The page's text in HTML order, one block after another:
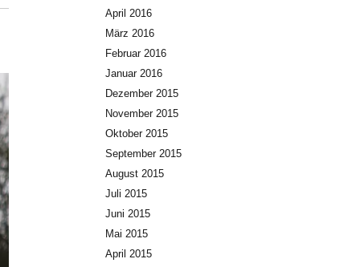
April 2016
März 2016
Februar 2016
Januar 2016
Dezember 2015
November 2015
Oktober 2015
September 2015
August 2015
Juli 2015
Juni 2015
Mai 2015
April 2015